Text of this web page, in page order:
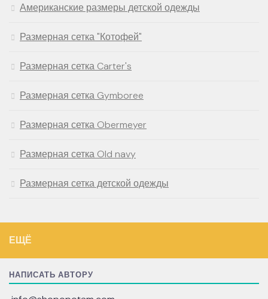
Американские размеры детской одежды
Размерная сетка "Котофей"
Размерная сетка Carter's
Размерная сетка Gymboree
Размерная сетка Obermeyer
Размерная сетка Old navy
Размерная сетка детской одежды
ЕЩЁ
НАПИСАТЬ АВТОРУ